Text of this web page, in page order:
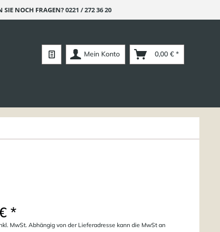
SIE NOCH FRAGEN?0221 / 272 36 20
Mein Konto 0,00 € *
*
MwSt. Abhängig von der Lieferadresse kann die MwSt an